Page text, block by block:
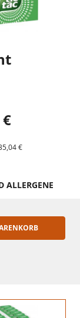
€
ALLERGENE